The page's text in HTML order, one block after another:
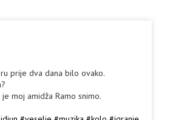
prije dva dana bilo ovako.
moj amidža Ramo snimo.